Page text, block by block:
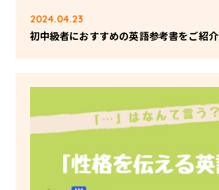
2024.04.23
初中級者におすすめの英語参考書をご紹介